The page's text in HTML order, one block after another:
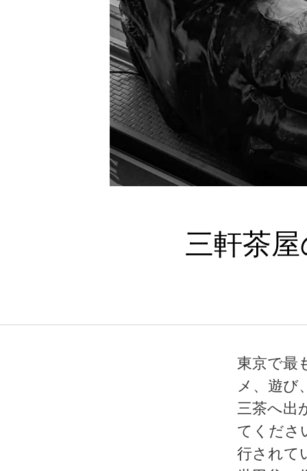
三軒茶
東京で最
メ、遊び
三茶へ出
てくださ
行されて